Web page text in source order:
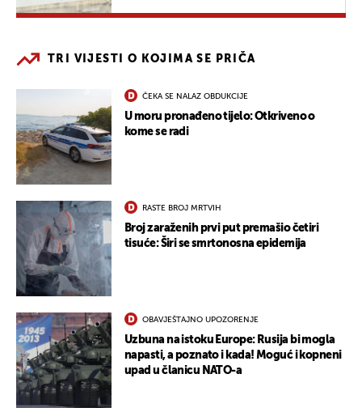
TRI VIJESTI O KOJIMA SE PRIČA
ČEKA SE NALAZ OBDUKCIJE
U moru pronađeno tijelo: Otkriveno o
kome se radi
RASTE BROJ MRTVIH
Broj zaraženih prvi put premašio četiri
tisuće: Širi se smrtonosna epidemija
OBAVJEŠTAJNO UPOZORENJE
Uzbuna na istoku Europe: Rusija bi mogla
napasti, a poznato i kada! Moguć i kopneni
upad u članicu NATO-a